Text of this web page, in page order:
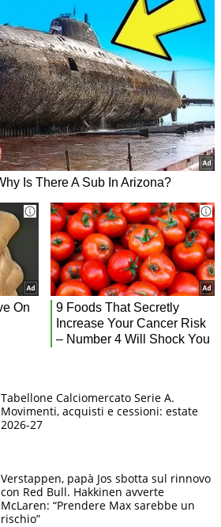
Tabellone Calciomercato Serie A.
Movimenti, acquisti e cessioni: estate
2026-27
Verstappen, papà Jos sbotta sul rinnovo
con Red Bull. Hakkinen avverte
McLaren: “Prendere Max sarebbe un
rischio”